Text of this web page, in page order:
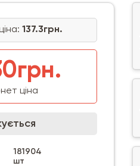
137.3грн.
ціна
181904
шт